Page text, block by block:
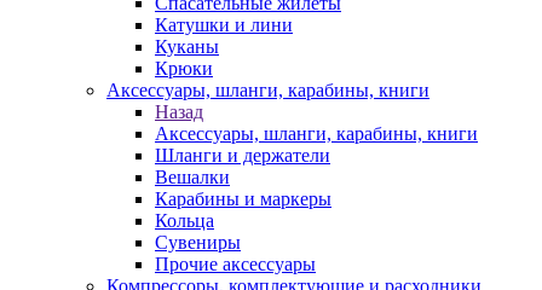
Катушки и лини
Куканы
Крюки
Аксессуары, шланги, карабины, книги
Назад
Аксессуары, шланги, карабины, книги
Шланги и держатели
Вешалки
Карабины и маркеры
Кольца
Сувениры
Прочие аксессуары
Компрессоры, комплектующие и расходники